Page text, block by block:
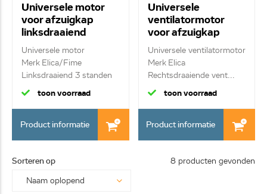
Universele motor
voor afzuigkap
linksdraaiend
K271896B
Universele motor
Merk Elica/Fime
Linksdraaiend 3 standen
+...
toon voorraad
Product informatie
Universele
ventilatormotor
voor afzuigkap
FL858S
Universele ventilatormotor
Merk Elica
Rechtsdraaiende vent...
toon voorraad
Product informatie
Sorteren op 8 producten gevonden